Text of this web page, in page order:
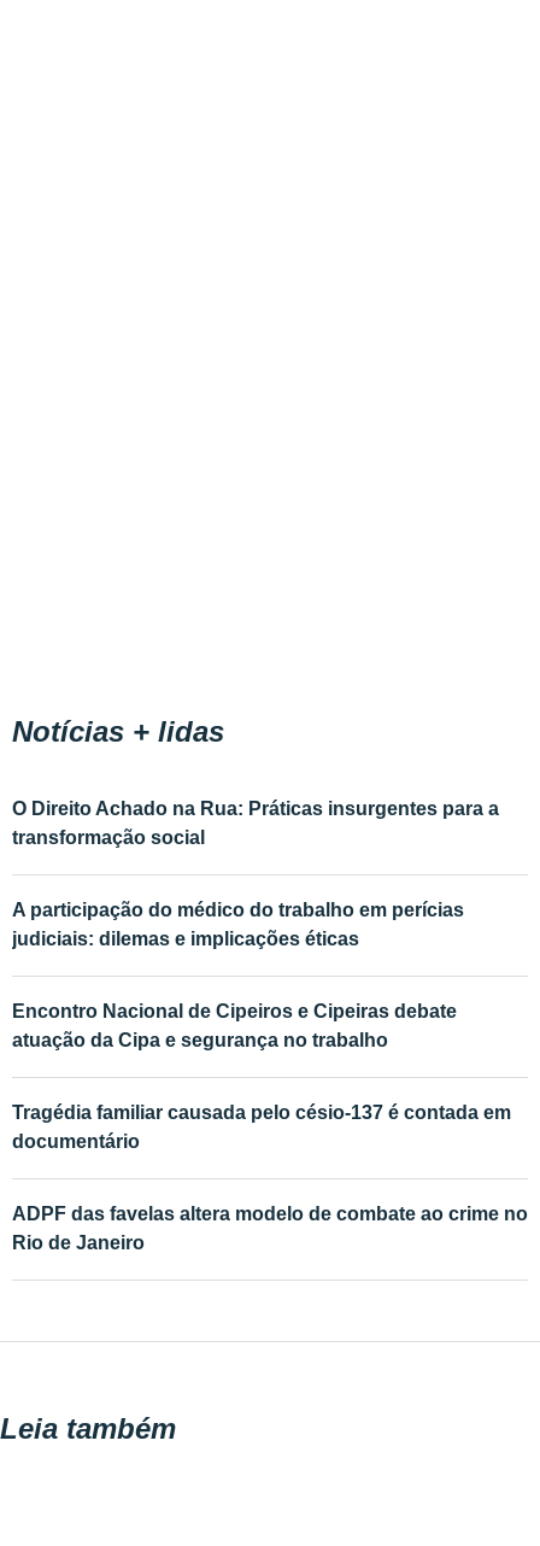
Notícias + lidas
O Direito Achado na Rua: Práticas insurgentes para a
transformação social
A participação do médico do trabalho em perícias
judiciais: dilemas e implicações éticas
Encontro Nacional de Cipeiros e Cipeiras debate
atuação da Cipa e segurança no trabalho
Tragédia familiar causada pelo césio-137 é contada em
documentário
ADPF das favelas altera modelo de combate ao crime no
Rio de Janeiro
Leia também